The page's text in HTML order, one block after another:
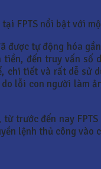
FPTS nổi bật với
được tự động hóa
đến truy vấn
tiết và rất dễ sử
lỗi con người làm
đến nay FPTS
lệnh thủ công vào